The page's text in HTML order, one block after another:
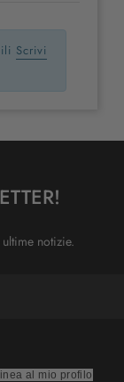
Scrivi
notizie.
al mio profilo